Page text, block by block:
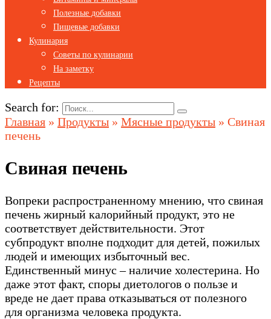
Полезные добавки
Пищевые добавки
Кулинария
Советы по кулинарии
На заметку
Рецепты
Search for:
Главная » Продукты » Мясные продукты » Свиная
печень
Свиная печень
Вопреки распространенному мнению, что свиная
печень жирный калорийный продукт, это не
соответствует действительности. Этот
субпродукт вполне подходит для детей, пожилых
людей и имеющих избыточный вес.
Единственный минус – наличие холестерина. Но
даже этот факт, споры диетологов о пользе и
вреде не дает права отказываться от полезного
для организма человека продукта.